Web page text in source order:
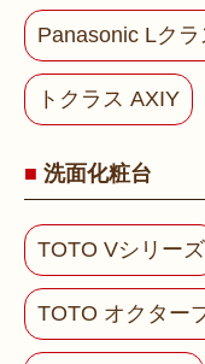
Panasonic Lクラ
トクラス AXIY
洗面化粧台
TOTO Vシリーズ
TOTO オクター